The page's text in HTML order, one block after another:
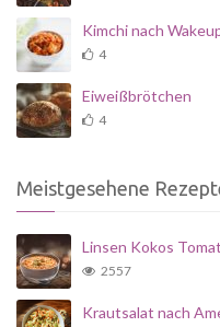
Kimchi nach
4
Eiweißbrötchen
4
Meistgesehene
Linsen Kokos
2557
Krautsalat nach